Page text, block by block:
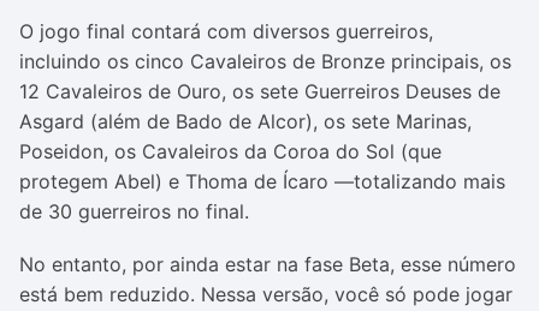
O jogo final contará com diversos guerreiros,
incluindo os cinco Cavaleiros de Bronze principais, os
12 Cavaleiros de Ouro, os sete Guerreiros Deuses de
Asgard (além de Bado de Alcor), os sete Marinas,
Poseidon, os Cavaleiros da Coroa do Sol (que
protegem Abel) e Thoma de Ícaro —totalizando mais
de 30 guerreiros no final.
No entanto, por ainda estar na fase Beta, esse número
está bem reduzido. Nessa versão, você só pode jogar